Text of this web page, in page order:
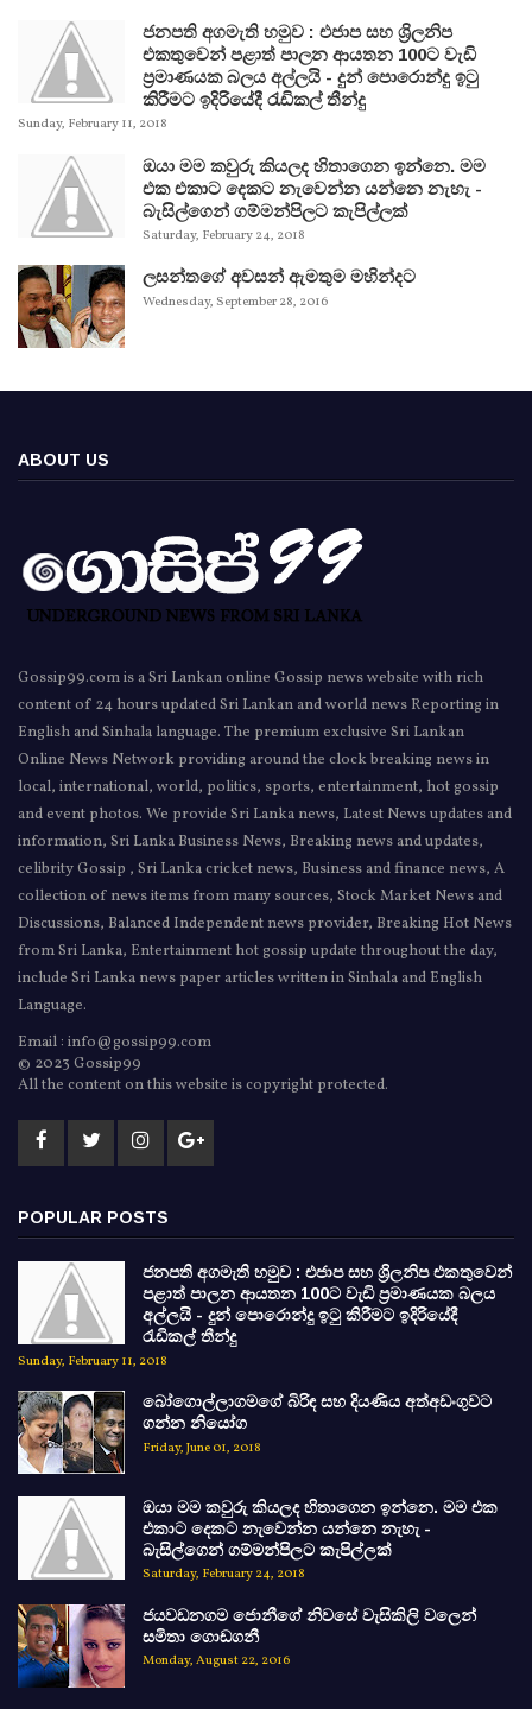
ජනපති අගමැති හමුව : එජාප සහ ශ්‍රිලනිප
එකතුවෙන් පළාත් පාලන ආයතන 100ට වැඩි
ප්‍රමාණයක බලය අල්ලයි - දුන් පොරොන්දු ඉටු
කිරීමට ඉදිරියේදී රැඩිකල් තීන්දු
Sunday, February 11, 2018
ඔයා මම කවුරු කියලද හිතාගෙන ඉන්නෙ. මම
එක එකාට දෙකට නැවෙන්න යන්නෙ නැහැ -
බැසිල්ගෙන් ගම්මන්පිලට කැපිල්ලක්
Saturday, February 24, 2018
ලසන්තගේ අවසන් ඇමතුම මහින්දට
Wednesday, September 28, 2016
ABOUT US
Gossip99.com is a Sri Lankan online Gossip news website with rich
content of 24 hours updated Sri Lankan and world news Reporting in
English and Sinhala language. The premium exclusive Sri Lankan
Online News Network providing around the clock breaking news in
local, international, world, politics, sports, entertainment, hot gossip
and event photos. We provide Sri Lanka news, Latest News updates and
information, Sri Lanka Business News, Breaking news and updates,
celibrity Gossip , Sri Lanka cricket news, Business and finance news, A
collection of news items from many sources, Stock Market News and
Discussions, Balanced Independent news provider, Breaking Hot News
from Sri Lanka, Entertainment hot gossip update throughout the day,
include Sri Lanka news paper articles written in Sinhala and English
Language.
Email : info@gossip99.com
© 2023 Gossip99
All the content on this website is copyright protected.
POPULAR POSTS
ජනපති අගමැති හමුව : එජාප සහ ශ්‍රිලනිප එකතුවෙන්
පළාත් පාලන ආයතන 100ට වැඩි ප්‍රමාණයක බලය
අල්ලයි - දුන් පොරොන්දු ඉටු කිරීමට ඉදිරියේදී
රැඩිකල් තීන්දු
Sunday, February 11, 2018
බෝගොල්ලාගමගේ බිරිඳ සහ දියණිය අත්අඩංගුවට
ගන්න නියෝග
Friday, June 01, 2018
ඔයා මම කවුරු කියලද හිතාගෙන ඉන්නෙ. මම එක
එකාට දෙකට නැවෙන්න යන්නෙ නැහැ -
බැසිල්ගෙන් ගම්මන්පිලට කැපිල්ලක්
Saturday, February 24, 2018
ජයවඩනගම ජොනීගේ නිවසේ වැසිකිලි වලෙන්
සමිතා ගොඩගනී
Monday, August 22, 2016